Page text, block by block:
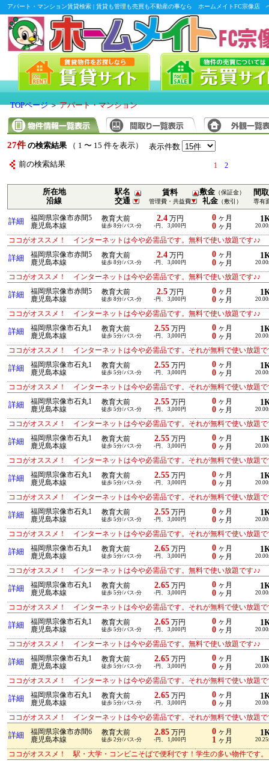
アパート・マンション賃貸検索 | 賃貸も管理も売買も不動産の事なら ホームメイトFC宗像店
TOPページ＞アパート・マンション
27件 の検索結果 （ 1 〜 15 件を表示） 表示件数
前の検索結果 1 2
所在地
沿線
駅名
交通
賃料
管理費・共益費
敷金 （保証金）
礼金 （敷引）
間
専有
詳細
福岡県宗像市赤間5
鹿児島本線
教育大前
徒歩 8分/バス-分
2.4万円
-円、 3,000円
0 ヶ月
0 ヶ月
ココがオススメ！ インターネットは今や必需品です。無料で使い放題です♪♪
詳細
福岡県宗像市赤間5
鹿児島本線
教育大前
徒歩 8分/バス-分
2.4万円
-円、 3,000円
0 ヶ月
0 ヶ月
ココがオススメ！ インターネットは今や必需品です。無料で使い放題です♪♪
詳細
福岡県宗像市赤間5
鹿児島本線
教育大前
徒歩 8分/バス-分
2.5万円
-円、 3,000円
0 ヶ月
0 ヶ月
ココがオススメ！ インターネットは今や必需品です。無料で使い放題です♪♪
詳細
福岡県宗像市石丸1
鹿児島本線
教育大前
徒歩 5分/バス-分
2.55 万円
-円、 3,000円
0 ヶ月
0 ヶ月
ココがオススメ！ インターネットは今や必需品です。それが無料で使い放題で
詳細
福岡県宗像市石丸1
鹿児島本線
教育大前
徒歩 5分/バス-分
2.55 万円
-円、 3,000円
0 ヶ月
0 ヶ月
ココがオススメ！ インターネットは今や必需品です。それが無料で使い放題で
詳細
福岡県宗像市石丸1
鹿児島本線
教育大前
徒歩 5分/バス-分
2.55 万円
-円、 3,000円
0 ヶ月
0 ヶ月
ココがオススメ！ インターネットは今や必需品です。それが無料で使い放題で
詳細
福岡県宗像市石丸1
鹿児島本線
教育大前
徒歩 5分/バス-分
2.55 万円
-円、 3,000円
0 ヶ月
0 ヶ月
ココがオススメ！ インターネットは今や必需品です。それが無料で使い放題で
詳細
福岡県宗像市石丸1
鹿児島本線
教育大前
徒歩 5分/バス-分
2.55 万円
-円、 3,000円
0 ヶ月
0 ヶ月
ココがオススメ！ インターネットは今や必需品です。それが無料で使い放題で
詳細
福岡県宗像市石丸1
鹿児島本線
教育大前
徒歩 5分/バス-分
2.55 万円
-円、 3,000円
0 ヶ月
0 ヶ月
ココがオススメ！ インターネットは今や必需品です。それが無料で使い放題で
詳細
福岡県宗像市石丸1
鹿児島本線
教育大前
徒歩 5分/バス-分
2.65 万円
-円、 3,000円
0 ヶ月
0 ヶ月
ココがオススメ！ インターネットは今や必需品です。無料で使い放題です♪♪
詳細
福岡県宗像市石丸1
鹿児島本線
教育大前
徒歩 5分/バス-分
2.65 万円
-円、 3,000円
0 ヶ月
0 ヶ月
ココがオススメ！ インターネットは今や必需品です。それが無料で使い放題で
詳細
福岡県宗像市石丸1
鹿児島本線
教育大前
徒歩 5分/バス-分
2.65 万円
-円、 3,000円
0 ヶ月
0 ヶ月
ココがオススメ！ インターネットは今や必需品です。無料で使い放題です♪♪
詳細
福岡県宗像市石丸1
鹿児島本線
教育大前
徒歩 5分/バス-分
2.65 万円
-円、 3,000円
0 ヶ月
0 ヶ月
ココがオススメ！ インターネットは今や必需品です。それが無料で使い放題で
詳細
福岡県宗像市石丸1
鹿児島本線
教育大前
徒歩 5分/バス-分
2.65 万円
-円、 3,000円
0 ヶ月
0 ヶ月
ココがオススメ！ インターネットは今や必需品です。それが無料で使い放題で
詳細
福岡県宗像市赤間6
鹿児島本線
教育大前
徒歩 2分/バス-分
2.85 万円
-円、 1,000円
0 ヶ月
1 ヶ月
ココがオススメ！ 駅・大学・コンビニそばで便利です！学生の多い物件です。